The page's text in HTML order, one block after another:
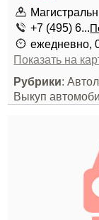
+7 (495) 6...
ежедневно,
Показать на
Рубрики:
Выкуп